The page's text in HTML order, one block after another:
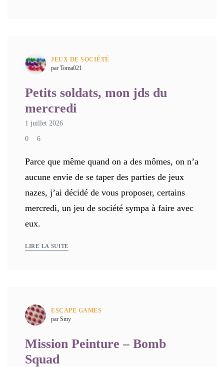
JEUX DE SOCIÉTÉ
par Toma021
Petits soldats, mon jds du
mercredi
1 juillet 2026
0 6
Parce que même quand on a des mômes, on n’a
aucune envie de se taper des parties de jeux
nazes, j’ai décidé de vous proposer, certains
mercredi, un jeu de société sympa à faire avec
eux.
LIRE LA SUITE
ESCAPE GAMES
par Smy
Mission Peinture – Bomb
Squad